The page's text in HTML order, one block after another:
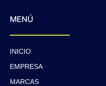
MENÚ
INICIO
EMPRESA
MARCAS